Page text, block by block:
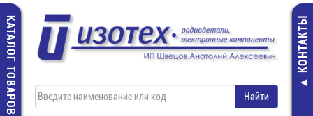
КАТАЛОГ ТОВАРОВ КОНТАКТЫ